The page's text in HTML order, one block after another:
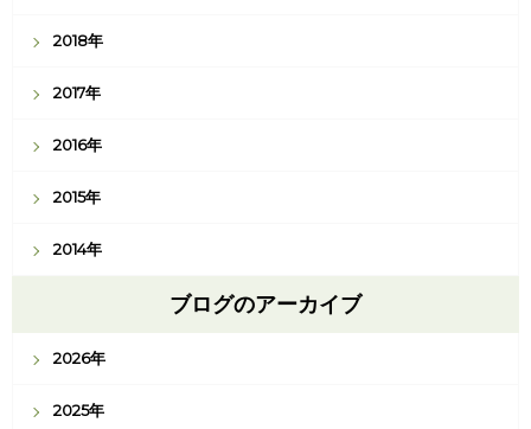
2018年
2017年
2016年
2015年
2014年
ブログのアーカイブ
2026年
2025年